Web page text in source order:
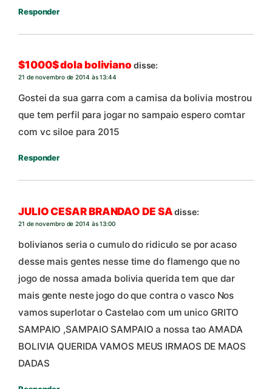
Responder
$1000$ dola boliviano disse:
21 de novembro de 2014 às 13:44
Gostei da sua garra com a camisa da bolivia mostrou
que tem perfil para jogar no sampaio espero comtar
com vc siloe para 2015
Responder
JULIO CESAR BRANDAO DE SA disse:
21 de novembro de 2014 às 13:00
bolivianos seria o cumulo do ridiculo se por acaso
desse mais gentes nesse time do flamengo que no
jogo de nossa amada bolivia querida tem que dar
mais gente neste jogo do que contra o vasco Nos
vamos superlotar o Castelao com um unico GRITO
SAMPAIO ,SAMPAIO SAMPAIO a nossa tao AMADA
BOLIVIA QUERIDA VAMOS MEUS IRMAOS DE MAOS
DADAS